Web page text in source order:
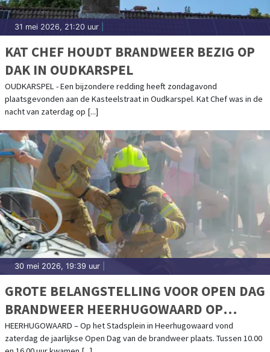
31 mei 2026, 21:20 uur
KAT CHEF HOUDT BRANDWEER BEZIG OP
DAK IN OUDKARSPEL
OUDKARSPEL - Een bijzondere redding heeft zondagavond
plaatsgevonden aan de Kasteelstraat in Oudkarspel. Kat Chef was in de
nacht van zaterdag op [...]
30 mei 2026, 19:39 uur
GROTE BELANGSTELLING VOOR OPEN DAG
BRANDWEER HEERHUGOWAARD OP
STADSPLEIN
HEERHUGOWAARD – Op het Stadsplein in Heerhugowaard vond
zaterdag de jaarlijkse Open Dag van de brandweer plaats. Tussen 10.00